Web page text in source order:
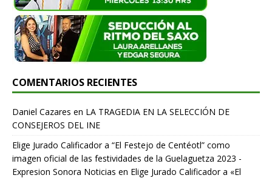
COMENTARIOS RECIENTES
Daniel Cazares en LA TRAGEDIA EN LA SELECCIÓN DE
CONSEJEROS DEL INE
Elige Jurado Calificador a “El Festejo de Centéotl” como
imagen oficial de las festividades de la Guelaguetza 2023 -
Expresion Sonora Noticias en Elige Jurado Calificador a «El